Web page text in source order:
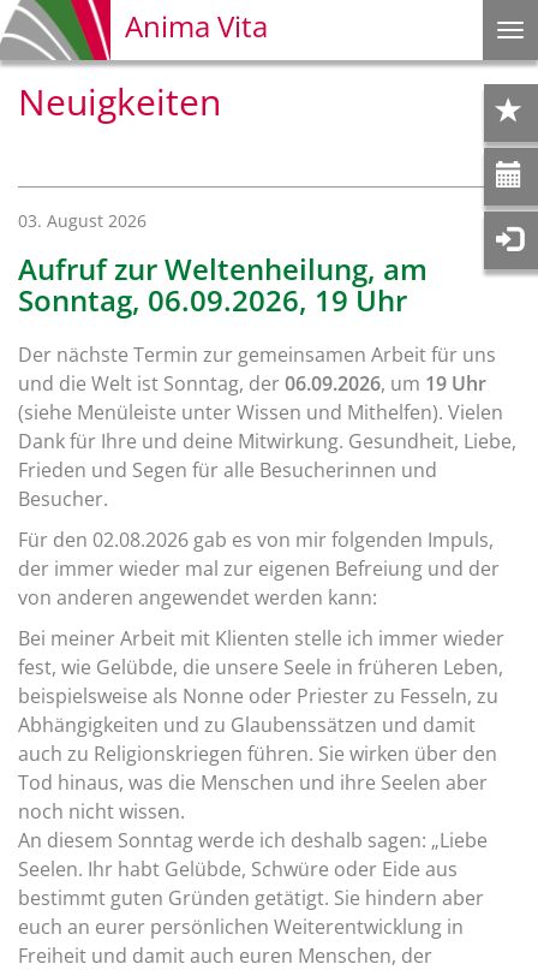
Anima Vita
Neuigkeiten
03. August 2026
Aufruf zur Weltenheilung, am
Sonntag, 06.09.2026, 19 Uhr
Der nächste Termin zur gemeinsamen Arbeit für uns
und die Welt ist Sonntag, der06.09.2026, um 19 Uhr
(siehe Menüleiste unter Wissen und Mithelfen). Vielen
Dank für Ihre und deine Mitwirkung. Gesundheit, Liebe,
Frieden und Segen für alle Besucherinnen und
Besucher.
Für den 02.08.2026 gab es von mir folgenden Impuls,
der immer wieder mal zur eigenen Befreiung und der
von anderen angewendet werden kann:
Bei meiner Arbeit mit Klienten stelle ich immer wieder
fest, wie Gelübde, die unsere Seele in früheren Leben,
beispielsweise als Nonne oder Priester zu Fesseln, zu
Abhängigkeiten und zu Glaubenssätzen und damit
auch zu Religionskriegen führen. Sie wirken über den
Tod hinaus, was die Menschen und ihre Seelen aber
noch nicht wissen.
An diesem Sonntag werde ich deshalb sagen: „Liebe
Seelen. Ihr habt Gelübde, Schwüre oder Eide aus
bestimmt guten Gründen getätigt. Sie hindern aber
euch an eurer persönlichen Weiterentwicklung in
Freiheit und damit auch euren Menschen, der